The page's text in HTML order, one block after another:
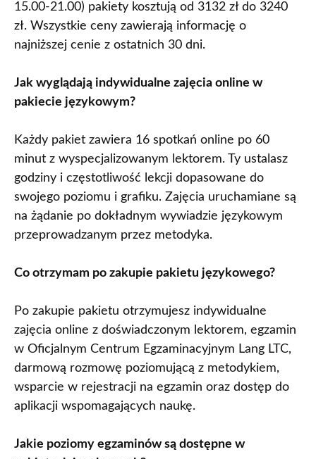
15.00-21.00) pakiety kosztują od 3132 zł do 3240
zł. Wszystkie ceny zawierają informację o
najniższej cenie z ostatnich 30 dni.
Jak wyglądają indywidualne zajęcia online w
pakiecie językowym?
Każdy pakiet zawiera 16 spotkań online po 60
minut z wyspecjalizowanym lektorem. Ty ustalasz
godziny i częstotliwość lekcji dopasowane do
swojego poziomu i grafiku. Zajęcia uruchamiane są
na żądanie po dokładnym wywiadzie językowym
przeprowadzanym przez metodyka.
Co otrzymam po zakupie pakietu językowego?
Po zakupie pakietu otrzymujesz indywidualne
zajęcia online z doświadczonym lektorem, egzamin
w Oficjalnym Centrum Egzaminacyjnym Lang LTC,
darmową rozmowę poziomującą z metodykiem,
wsparcie w rejestracji na egzamin oraz dostęp do
aplikacji wspomagających naukę.
Jakie poziomy egzaminów są dostępne w